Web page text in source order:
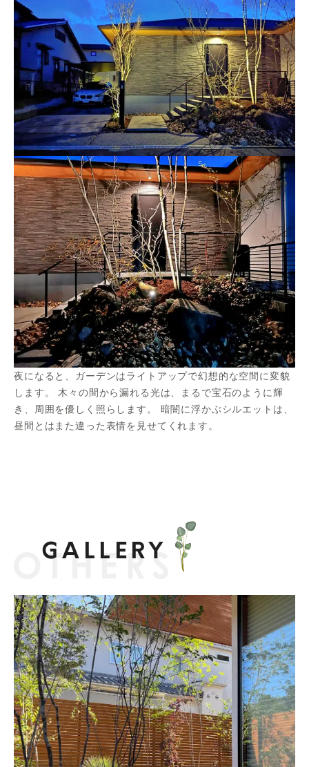
夜になると、ガーデンはライトアップで幻想的な空間に変貌
します。 木々の間から漏れる光は、まるで宝石のように輝
き、周囲を優しく照らします。 暗闇に浮かぶシルエットは、
昼間とはまた違った表情を見せてくれます。
GALLERY